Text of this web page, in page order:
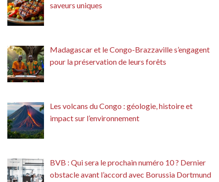
saveurs uniques
Madagascar et le Congo-Brazzaville s’engagent
pour la préservation de leurs forêts
Les volcans du Congo : géologie, histoire et
impact sur l’environnement
BVB : Qui sera le prochain numéro 10 ? Dernier
obstacle avant l’accord avec Borussia Dortmund